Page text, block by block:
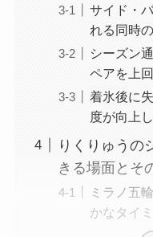
サイド・
れる同時
シーズン
ペアを上
着氷後に
度が向上
りくりゅうの
きる場面とそ
ミラノ五
かなタイ